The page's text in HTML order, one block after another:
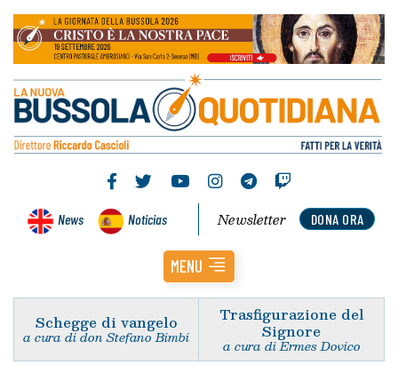
News Noticias DONA ORA
Newsletter
MENU
Schegge di vangelo
a cura di don Stefano Bimbi
Trasfigurazione del
Signore
a cura di Ermes Dovico